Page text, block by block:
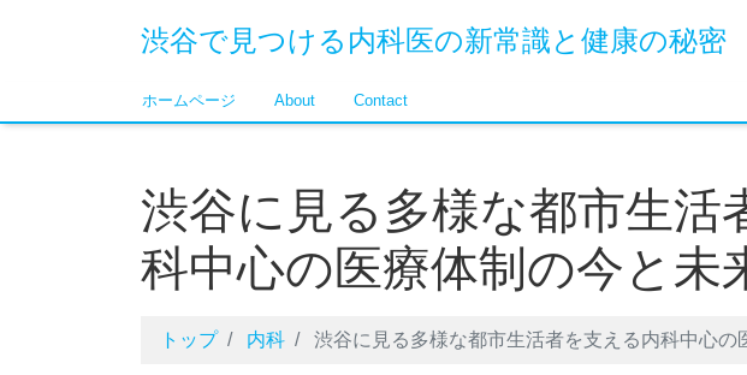
渋谷で見つける内科医の新常識と健康の秘密
ホームページ About Contact
渋谷に見る多様な都市生活
科中心の医療体制の今と未
トップ 内科 渋谷に見る多様な都市生活者を支える内科中心の